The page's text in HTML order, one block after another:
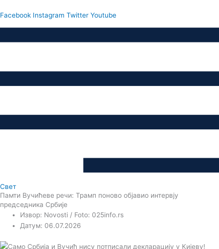
Facebook Instagram Twitter Youtube
Свет
Памти Вучићеве речи: Трамп поново објавио интервју
председника Србије
Извор: Novosti / Foto: 025info.rs
Датум: 06.07.2026